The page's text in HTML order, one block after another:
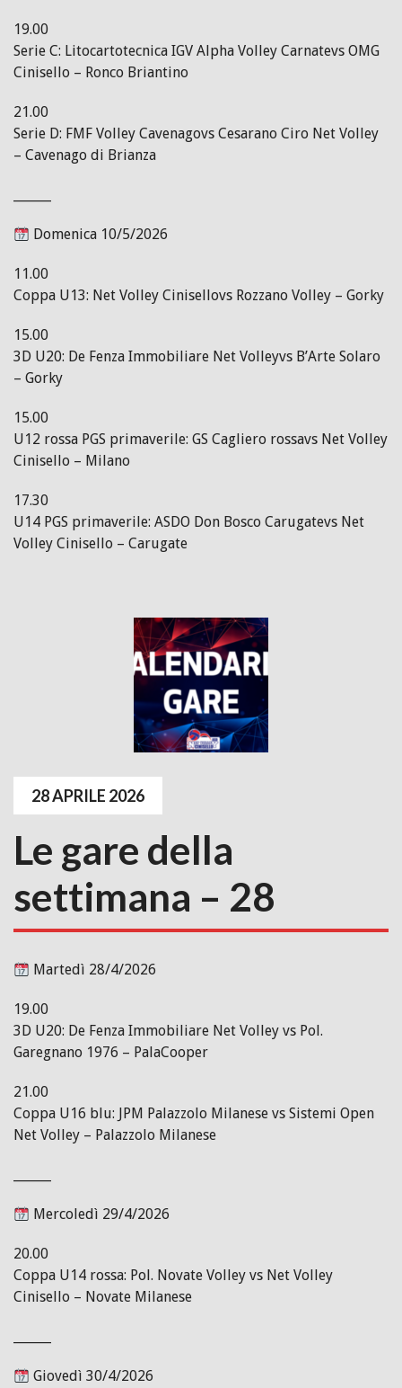
19.00
Serie C: Litocartotecnica IGV Alpha Volley Carnatevs OMG
Cinisello – Ronco Briantino
21.00
Serie D: FMF Volley Cavenagovs Cesarano Ciro Net Volley
– Cavenago di Brianza
Domenica 10/5/2026
11.00
Coppa U13: Net Volley Cinisellovs Rozzano Volley – Gorky
15.00
3D U20: De Fenza Immobiliare Net Volleyvs B’Arte Solaro
– Gorky
15.00
U12 rossa PGS primaverile: GS Cagliero rossavs Net Volley
Cinisello – Milano
17.30
U14 PGS primaverile: ASDO Don Bosco Carugatevs Net
Volley Cinisello – Carugate
28 APRILE 2026
Le gare della
settimana – 28
Martedì 28/4/2026
19.00
3D U20: De Fenza Immobiliare Net Volley vs Pol.
Garegnano 1976 – PalaCooper
21.00
Coppa U16 blu: JPM Palazzolo Milanese vs Sistemi Open
Net Volley – Palazzolo Milanese
Mercoledì 29/4/2026
20.00
Coppa U14 rossa: Pol. Novate Volley vs Net Volley
Cinisello – Novate Milanese
Giovedì 30/4/2026